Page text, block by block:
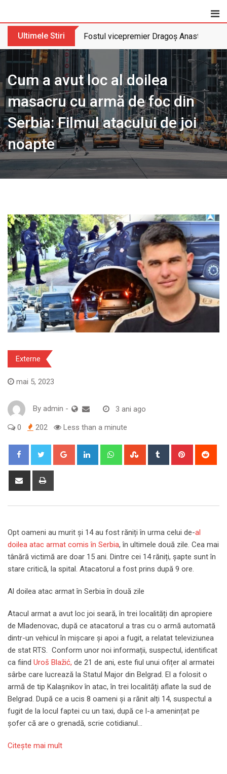
Ultimele Stiri Fostul vicepremier Dragoș Anastasiu
Cum a avut loc al doilea
masacru cu armă de foc din
Serbia: Filmul atacului de joi
noapte
Externe
mai 5, 2023
By admin - 3 ani ago
0 202 Less than a minute
Google+ LinkedIn WhatsappStumbleUpon
Tumblr Pinterest
Share
Opt oameni au murit și 14 au fost răniți în urma celui de-al
doilea atac armat comis în Serbia, în ultimele două zile. Cea mai
tânără victimă are doar 15 ani. Dintre cei 14 răniți, șapte sunt în
stare critică, la spital. Atacatorul a fost prins după 9 ore.
Al doilea atac armat în Serbia în două zile
Atacul armat a avut loc joi seară, în trei localități din apropiere
de Mladenovac, după ce atacatorul a tras cu o armă automată
dintr-un vehicul în mişcare şi apoi a fugit, a relatat televiziunea
de stat RTS. Conform unor noi informații, suspectul, identificat
ca fiind Uroš Blažić, de 21 de ani, este fiul unui ofițer al armatei
sârbe care lucrează la Statul Major din Belgrad. El a folosit o
armă de tip Kalașnikov în atac, în trei localități aflate la sud de
Belgrad. După ce a ucis 8 oameni și a rănit alți 14, suspectul a
fugit de la locul faptei cu un taxi, după ce l-a amenințat pe
șofer că are o grenadă, scrie cotidianul…
Citeşte mai mult